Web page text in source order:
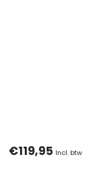
€119,95 Incl. btw